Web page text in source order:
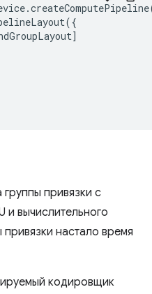
.createComputePipeline
({
]
привязки с
и вычислительного
настало время
кодировщик